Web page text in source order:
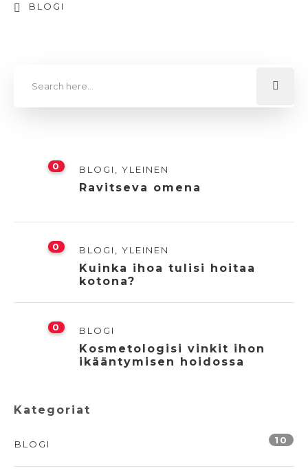
BLOGI
0 BLOGI YLEINEN
Ravitseva omena
0 BLOGI YLEINEN
Kuinka ihoa tulisi hoitaa
kotona?
0 BLOGI
Kosmetologisi vinkit ihon
ikääntymisen hoidossa
Kategoriat
BLOGI 10